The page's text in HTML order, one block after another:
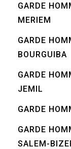
GARDE
MERIEM
GARDE
BOURGUIBA
GARDE
JEMIL
GARDE
GARDE
SALEM-